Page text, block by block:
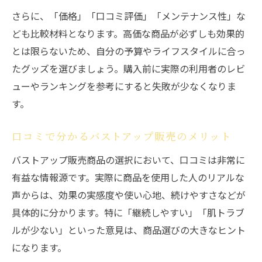
さらに、「価格」「口コミ評価」「メンテナンス性」な
ども比較材料となります。高価な商品が必ずしも効果的
とは限らないため、自分の予算やライフスタイルに合っ
たグッズを選びましょう。購入前に実際の利用者のレビ
ューやランキングを参考にすると失敗が少なくなりま
す。
口コミで分かるバストアップ販売のメリット
バストアップ販売商品の選択において、口コミは非常に
有益な情報源です。実際に商品を使用した人のリアルな
声からは、効果の実感度や使い心地、続けやすさなどが
具体的に分かります。特に「継続しやすい」「肌トラブ
ルが少ない」といった意見は、商品選びの大きなヒント
になります。